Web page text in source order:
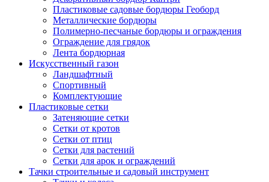
Пластиковые садовые бордюры Геоборд
Металлические бордюры
Полимерно-песчаные бордюры и ограждения
Ограждение для грядок
Лента бордюрная
Искусственный газон
Ландшафтный
Спортивный
Комплектующие
Пластиковые сетки
Затеняющие сетки
Сетки от кротов
Сетки от птиц
Сетки для растений
Сетки для арок и ограждений
Тачки строительные и садовый инструмент